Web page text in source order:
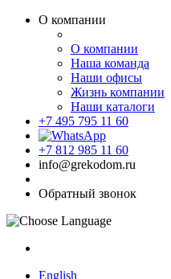
О компании
О компании
Наша команда
Наши офисы
Жизнь компании
Наши каталоги
+7 495 795 11 60
+7 812 985 11 60
info@grekodom.ru
Обратный звонок
English